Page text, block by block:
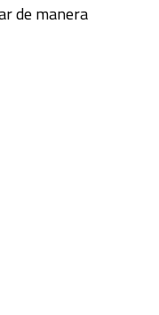
de manera